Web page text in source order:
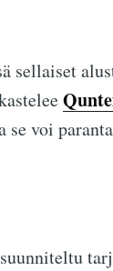
sellaiset
voi